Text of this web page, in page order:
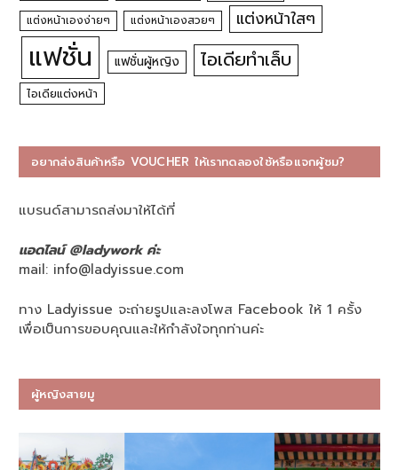
แต่งหน้าเองง่ายๆ แต่งหน้าเองสวยๆ แต่งหน้าใสๆ
แฟชั่น แฟชั่นผู้หญิง ไอเดียทำเล็บ
ไอเดียแต่งหน้า
อยากส่งสินค้าหรือ VOUCHER ให้เราทดลองใช้หรือแจกผู้ชม?
แบรนด์สามารถส่งมาให้ได้ที่
แอดไลน์ @ladywork ค่ะ
mail: info@ladyissue.com
ทาง Ladyissue จะถ่ายรูปและลงโพส Facebook ให้ 1 ครั้ง
เพื่อเป็นการขอบคุณและให้กำลังใจทุกท่านค่ะ
ผู้หญิงสายมู